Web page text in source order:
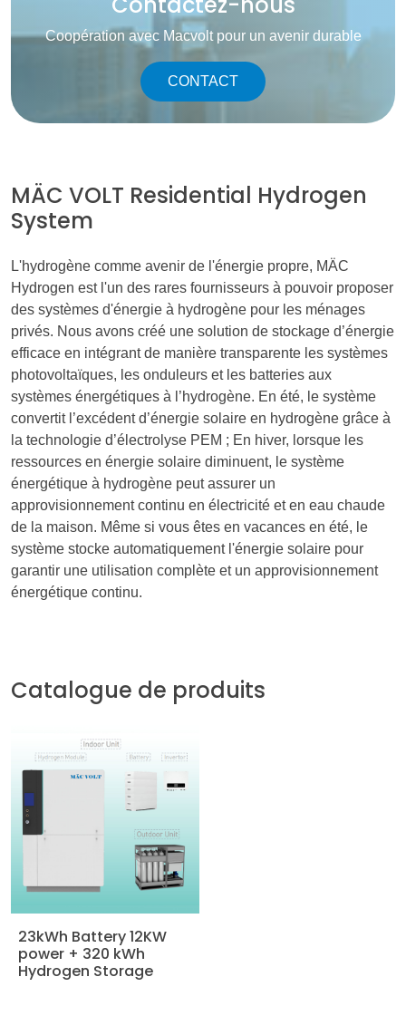
Coopération avec Macvolt pour un avenir durable
CONTACT
MÄC VOLT Residential Hydrogen
System
L'hydrogène comme avenir de l'énergie propre, MÄC
Hydrogen est l'un des rares fournisseurs à pouvoir proposer
des systèmes d'énergie à hydrogène pour les ménages
privés. Nous avons créé une solution de stockage d’énergie
efficace en intégrant de manière transparente les systèmes
photovoltaïques, les onduleurs et les batteries aux
systèmes énergétiques à l’hydrogène. En été, le système
convertit l’excédent d’énergie solaire en hydrogène grâce à
la technologie d’électrolyse PEM ; En hiver, lorsque les
ressources en énergie solaire diminuent, le système
énergétique à hydrogène peut assurer un
approvisionnement continu en électricité et en eau chaude
de la maison. Même si vous êtes en vacances en été, le
système stocke automatiquement l'énergie solaire pour
garantir une utilisation complète et un approvisionnement
énergétique continu.
Catalogue de produits
23kWh Battery 12KW
power + 320 kWh
Hydrogen Storage